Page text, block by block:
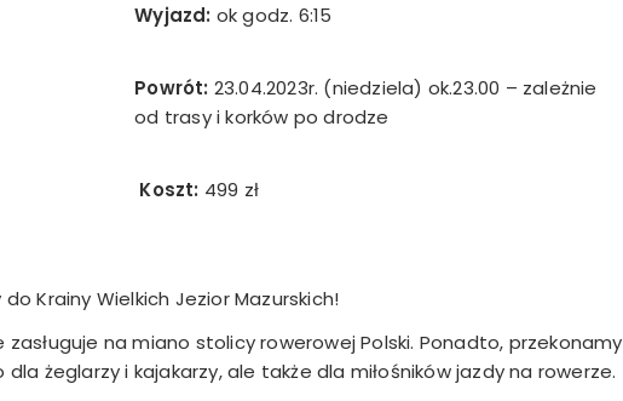
Wyjazd: ok godz. 6:15
Powrót: 23.04.2023r. (niedziela) ok.23.00 – zależnie
od trasy i korków po drodze
Koszt: 499 zł
Krainy Wielkich Jezior Mazurskich!
na miano stolicy rowerowej Polski. Ponadto, przekonamy
żeglarzy i kajakarzy, ale także dla miłośników jazdy na rowerze.